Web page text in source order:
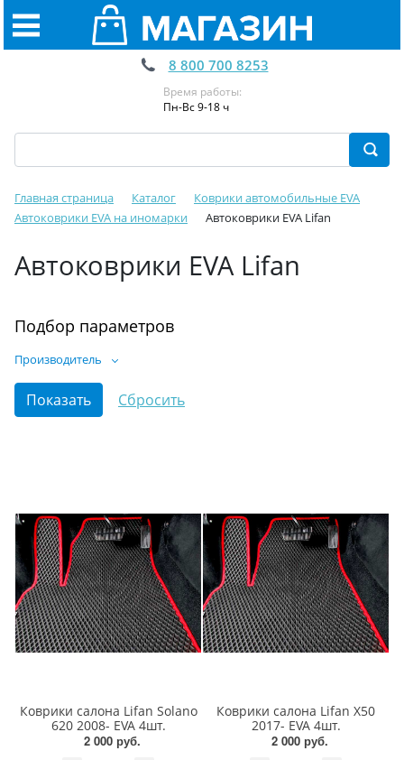
8 800 700 8253
Время работы:
Пн-Вс 9-18 ч
Главная страница Каталог
Коврики автомобильные EVA
Автоковрики EVA на иномарки
Автоковрики EVA Lifan
Автоковрики EVA Lifan
Подбор параметров
Производитель
Коврики салона Lifan Solano
620 2008- EVA 4шт.
2 000 руб.
Коврики салона Lifan X50
2017- EVA 4шт.
2 000 руб.